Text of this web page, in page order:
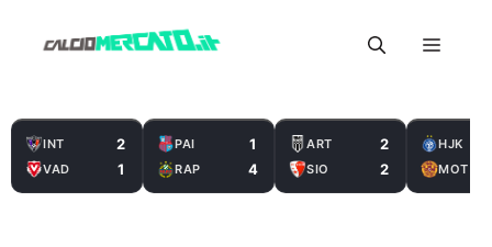
Menu
INT 2
VAD 1
PAI 1
RAP 4
ART 2
SIO 2
HJK
MOT